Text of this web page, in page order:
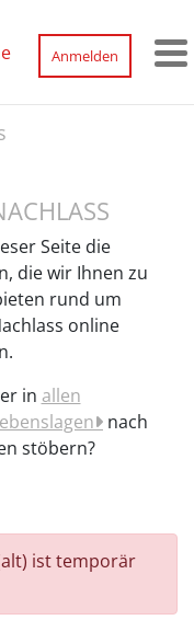
Anmelden
Seite die
die wir Ihnen zu
rund um
online
in allen
nach
stöbern?
ist temporär